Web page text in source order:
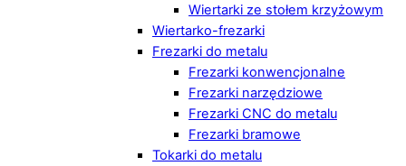
Wiertarki ze stołem krzyżowym
Wiertarko-frezarki
Frezarki do metalu
Frezarki konwencjonalne
Frezarki narzędziowe
Frezarki CNC do metalu
Frezarki bramowe
Tokarki do metalu